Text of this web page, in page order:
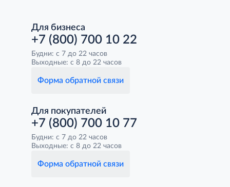
Для бизнеса
+7 (800) 700 10 22
Будни: с 7 до 22 часов
Выходные: с 8 до 22 часов
Форма обратной связи
Для покупателей
+7 (800) 700 10 77
Будни: с 7 до 22 часов
Выходные: с 8 до 22 часов
Форма обратной связи